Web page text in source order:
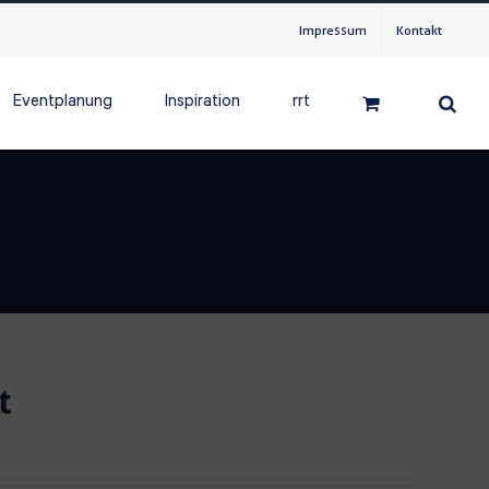
Impressum Kontakt
Eventplanung Inspiration rrt